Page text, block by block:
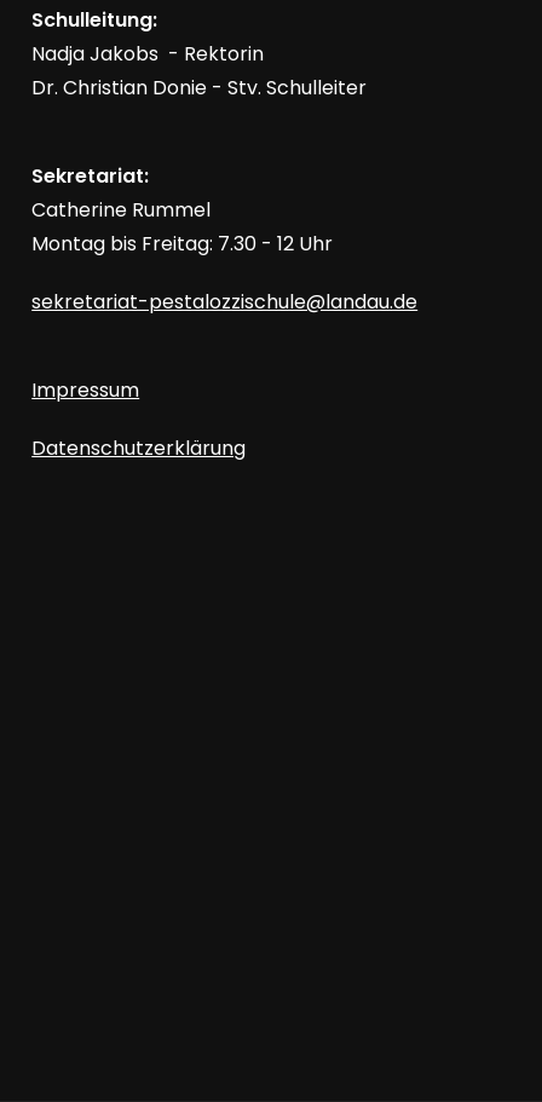
Schulleitung:
Nadja Jakobs - Rektorin
Dr. Christian Donie - Stv. Schulleiter
Sekretariat:
Catherine Rummel
Montag bis Freitag: 7.30 - 12 Uhr
sekretariat-pestalozzischule@landau.de
Impressum
Datenschutzerklärung